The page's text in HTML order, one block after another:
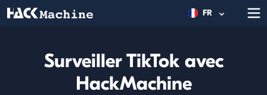
FR
Surveiller TikTok avec
HackMachine